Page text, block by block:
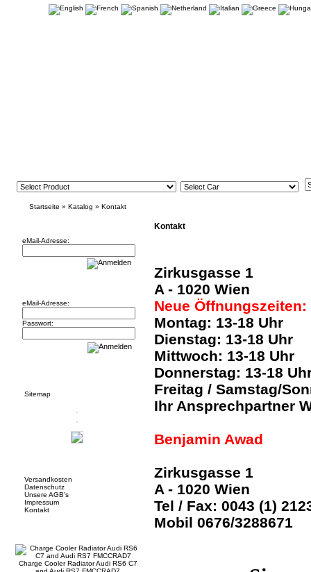
Startseite » Katalog » Kontakt
eMail-Adresse:
eMail-Adresse:
Passwort:
Sitemap
Versandkosten
Datenschutz
Unsere AGB's
Impressum
Kontakt
Charge Cooler Radiator Audi RS6 C7
Kontakt
Zirkusgasse 1
A - 1020 Wien
Neue Öffnungszeiten:
Montag: 13-18 Uhr
Dienstag: 13-18 Uhr
Mittwoch: 13-18 Uhr
Donnerstag: 13-18
Freitag / Samstag/
Ihr Ansprechpartner
Benjamin Awad
Zirkusgasse 1
A - 1020 Wien
Tel / Fax: 0043 (1)
Mobil 0676/3288671